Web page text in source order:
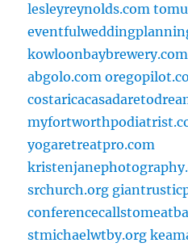
lesleyreynolds.com
kowloonbaybrewery.com
abgolo.com
yogaretreatpro.com
srchurch.org
stmichaelwtby.org